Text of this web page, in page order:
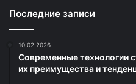
Последние записи
10.02.2026
Современные технологии
их преимущества и